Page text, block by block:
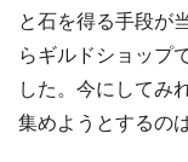
と石を得る手段が
らギルドショップ
した。今にしてみ
集めようとするの